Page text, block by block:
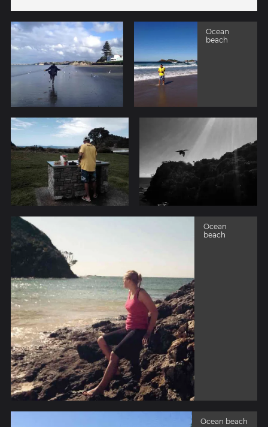
Ocean
beach
Ocean
beach
Ocean beach